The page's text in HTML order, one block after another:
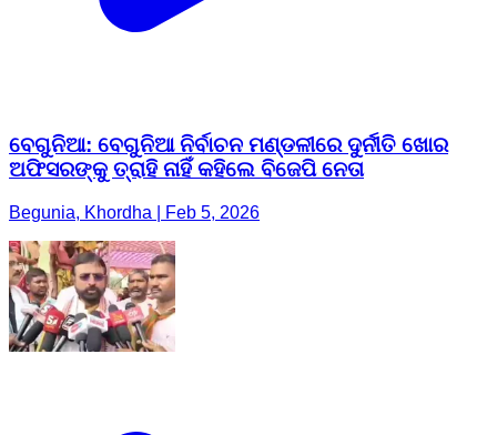
ବେଗୁନିଆ: ବେଗୁନିଆ ନିର୍ବାଚନ ମଣ୍ଡଳୀରେ ଦୁର୍ନୀତି ଖୋର
ଅଫିସରଙ୍କୁ ତ୍ରାହି ନାହିଁ କହିଲେ ବିଜେପି ନେତା
Begunia, Khordha | Feb 5, 2026